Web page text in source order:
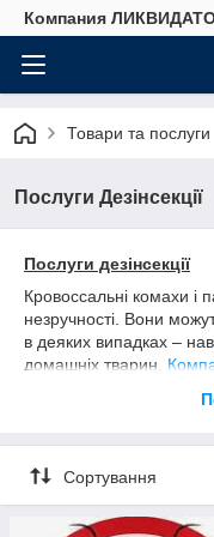
Компания
Товари та послуги
Послуги Дезінсекції
Послуги дезінсекції
Кровоссальні комахи і
незручності. Вони
в деяких випадках –
домашніх тварин.
Якщо вам потрібно
мурашок, ос або інших
багаторічним досвідом
Сортування